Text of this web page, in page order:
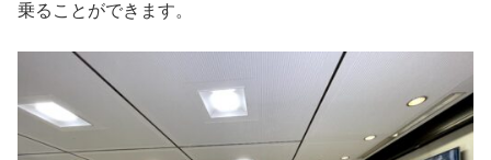
乗ることができます。